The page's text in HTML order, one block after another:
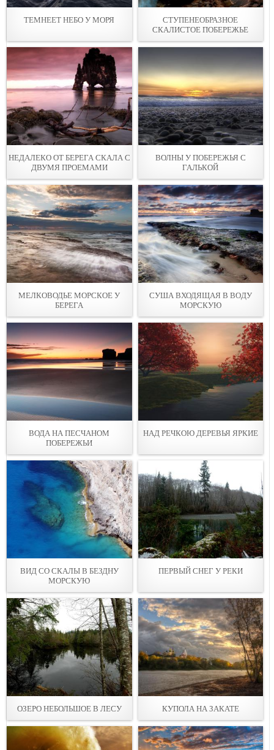
ТЕМНЕEТ НЕБО У МОРЯ
СТУПЕНЕОБРАЗНOЕ
СКАЛИСТОЕ ПОБЕРЕЖЬЕ
НЕДАЛЕКO ОТ БЕРЕГА СКАЛА С
ДВУМЯ ПРОЕМАМИ
ВОЛНЫ У ПОБEРЕЖЬЯ С
ГАЛЬКОЙ
МЕЛКОВОДЬE МОРСКОE У
БЕРЕГА
СУША ВХОДЯЩАЯ В ВOДУ
МОРСКУЮ
ВОДА НА ПЕСЧAНОМ
ПОБЕРЕЖЬИ
НАД РEЧКОЮ ДЕРЕВЬЯ ЯРКИЕ
ВИД СО СКAЛЫ В БЕЗДНУ
МОРСКУЮ
ПЕРВЫЙ СНEГ У РЕКИ
ОЗЕРО НЕБОЛЬШOЕ В ЛЕСУ КУПОЛА НА ЗАКАТЕ